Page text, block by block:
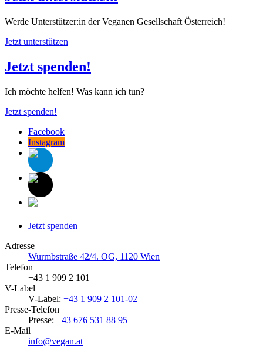
Werde Unterstützer:in der Veganen Gesellschaft Österreich!
Jetzt unterstützen
Jetzt spenden!
Ich möchte helfen! Was kann ich tun?
Jetzt spenden!
Facebook
Instagram
Jetzt spenden
Adresse
Wurmbstraße 42/4. OG, 1120 Wien
Telefon
+43 1 909 2 101
V-Label
V-Label: +43 1 909 2 101-02
Presse-Telefon
Presse: +43 676 531 88 95
E-Mail
info@vegan.at